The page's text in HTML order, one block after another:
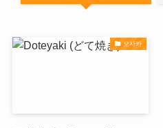
오사카